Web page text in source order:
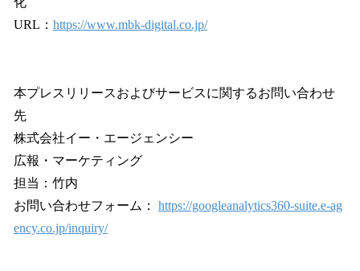
URL： https://www.mbk-digital.co.jp/
本プレスリリースおよびサービスに関するお問い合わせ
先
株式会社イー・エージェンシー
広報・マーケティング
担当：竹内
お問い合わせフォーム： https://googleanalytics360-suite.e-ag
ency.co.jp/inquiry/